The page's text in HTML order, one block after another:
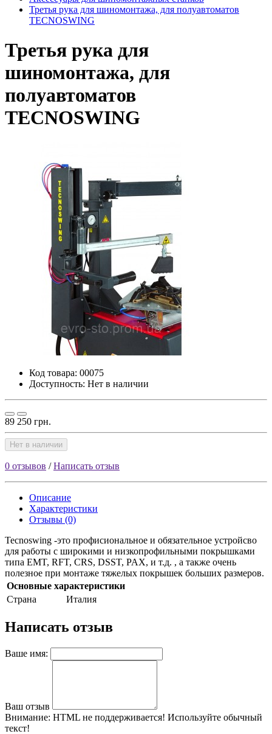
Третья рука для шиномонтажа, для полуавтоматов
TECNOSWING
Третья рука для
шиномонтажа, для
полуавтоматов
TECNOSWING
Код товара: 00075
Доступность: Нет в наличии
89 250 грн.
Нет в наличии
0 отзывов /Написать отзыв
Описание
Характеристики
Отзывы (0)
Tecnoswing -это профисиональное и обязательное устройсво
для работы с широкими и низкопрофильными покрышками
типа EMT, RFT, CRS, DSST, PAX, и т.д. , а также очень
полезное при монтаже тяжелых покрышек больших размеров.
Основные характеристики
Страна
Италия
Написать отзыв
Ваше имя:
Ваш отзыв
Внимание: HTML не поддерживается! Используйте обычный
текст!